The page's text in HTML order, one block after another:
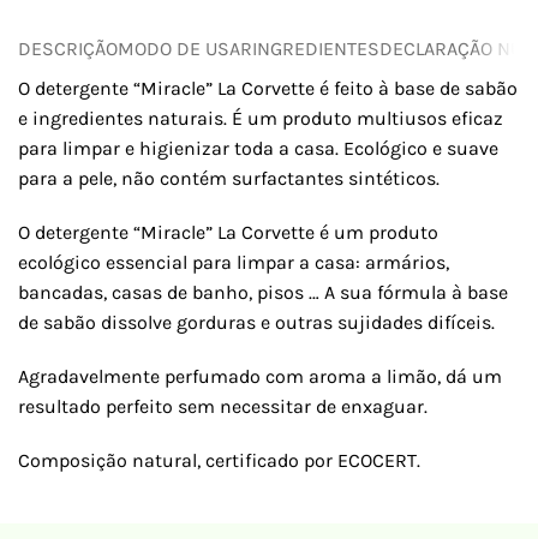
DESCRIÇÃOMODO DE USARINGREDIENTESDECLARAÇÃO
O detergente “Miracle” La Corvette é feito à base de sabão
e ingredientes naturais. É um produto multiusos eficaz
para limpar e higienizar toda a casa. Ecológico e suave
para a pele, não contém surfactantes sintéticos.
O detergente “Miracle” La Corvette é um produto
ecológico essencial para limpar a casa: armários,
bancadas, casas de banho, pisos … A sua fórmula à base
de sabão dissolve gorduras e outras sujidades difíceis.
Agradavelmente perfumado com aroma a limão, dá um
resultado perfeito sem necessitar de enxaguar.
Composição natural, certificado por ECOCERT.